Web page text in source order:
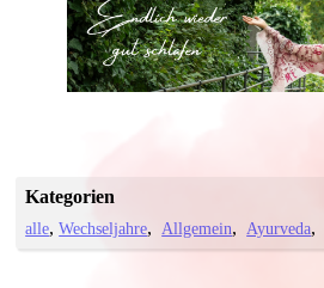
Kategorien
alle Wechseljahre Allgemein Ayurveda